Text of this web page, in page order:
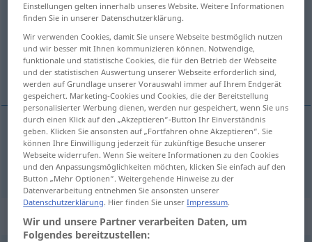
Übersicht aller Übersetzungen
(Für mehr Details die Übersetzung anklicken/antippen)
unconcerned
unconcerned unbesorgt
„unbesorgt“: Adverb
Einstellungen gelten innerhalb unseres Website. Weitere Informationen
finden Sie in unserer Datenschutzerklärung.
Wir verwenden Cookies, damit Sie unsere Webseite bestmöglich nutzen
und wir besser mit Ihnen kommunizieren können. Notwendige,
funktionale und statistische Cookies, die für den Betrieb der Webseite
und der statistischen Auswertung unserer Webseite erforderlich sind,
werden auf Grundlage unserer Vorauswahl immer auf Ihrem Endgerät
gespeichert. Marketing-Cookies und Cookies, die der Bereitstellung
personalisierter Werbung dienen, werden nur gespeichert, wenn Sie uns
durch einen Klick auf den „Akzeptieren“-Button Ihr Einverständnis
geben. Klicken Sie ansonsten auf „Fortfahren ohne Akzeptieren“. Sie
können Ihre Einwilligung jederzeit für zukünftige Besuche unserer
Webseite widerrufen. Wenn Sie weitere Informationen zu den Cookies
und den Anpassungsmöglichkeiten möchten, klicken Sie einfach auf den
Button „Mehr Optionen“. Weitergehende Hinweise zu der
Datenverarbeitung entnehmen Sie ansonsten unserer
Datenschutzerklärung. Hier finden Sie unserImpressum.
Wir und unsere Partner verarbeiten Daten, um
Folgendes bereitzustellen: